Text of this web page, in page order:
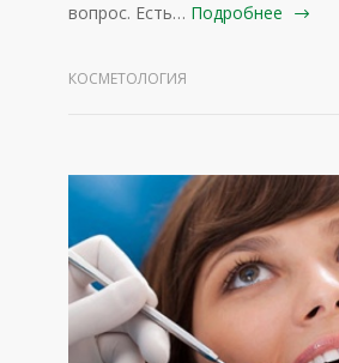
вопрос. Есть… Подробнее
КОСМЕТОЛОГИЯ